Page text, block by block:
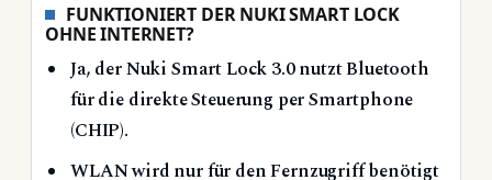
FUNKTIONIERT DER NUKI SMART LOCK
OHNE INTERNET?
Ja, der Nuki Smart Lock 3.0 nutzt Bluetooth
für die direkte Steuerung per Smartphone
(CHIP).
WLAN wird nur für den Fernzugriff benötigt